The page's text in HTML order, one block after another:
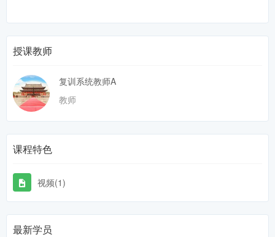
授课教师
复训系统教师A
教师
课程特色
视频(1)
最新学员